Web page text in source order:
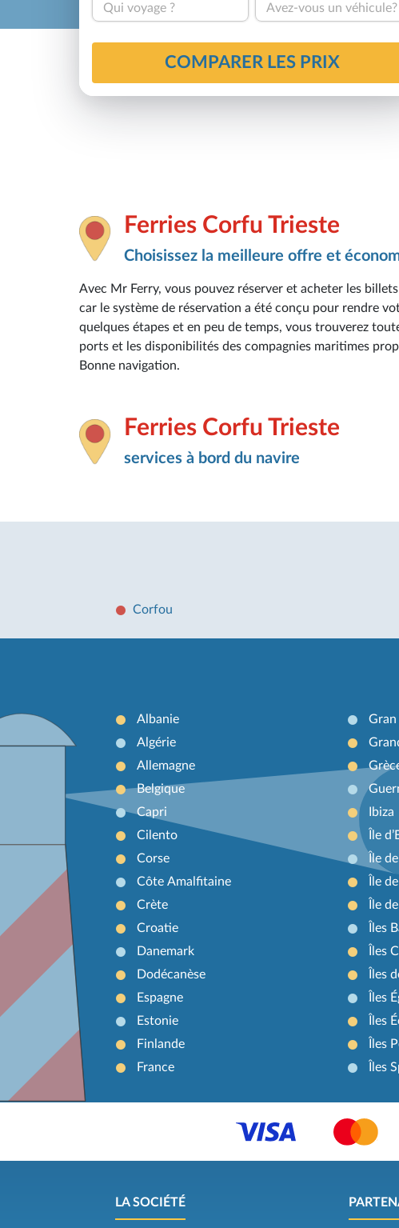
Qui voyage ?
Avez-vous un véhicule?
COMPARER LES PRIX
Ferries Corfu Trieste
Choisissez la meilleure offre et
Avec Mr Ferry, vous pouvez réserver et acheter les
car le système de réservation a été conçu pour rendre
quelques étapes et en peu de temps, vous trouverez
ports et les disponibilités des compagnies maritimes
Bonne navigation.
Ferries Corfu Trieste
services à bord du navire
Corfou
Albanie
Algérie
Allemagne
Belgique
Capri
Cilento
Corse
Côte Amalfitaine
Crète
Croatie
Danemark
Dodécanèse
Espagne
Estonie
Finlande
France
Gran
Ibiza
Île
Île
Île
Île
Îles
Îles
Îles
Îles
Îles
Îles
Îles
LA SOCIÉTÉ